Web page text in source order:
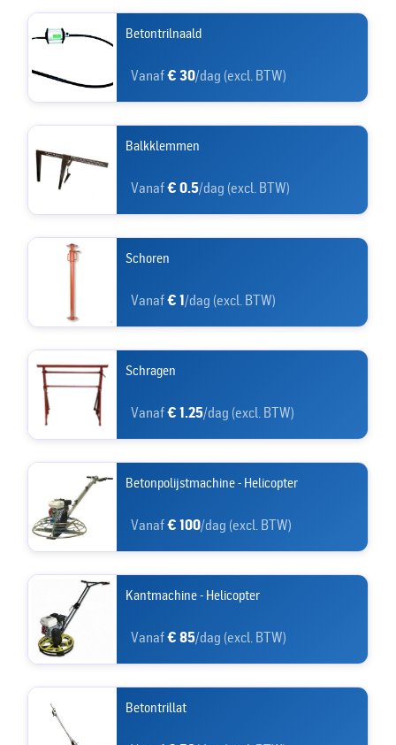
Betontrilnaald
Vanaf€ 30/dag (excl. BTW)
Balkklemmen
Vanaf€ 0.5/dag (excl. BTW)
Schoren
Vanaf€ 1/dag (excl. BTW)
Schragen
Vanaf€ 1.25/dag (excl. BTW)
Betonpolijstmachine - Helicopter
Vanaf€ 100/dag (excl. BTW)
Kantmachine - Helicopter
Vanaf€ 85/dag (excl. BTW)
Betontrillat